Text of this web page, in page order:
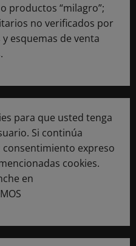
productos “milagro”;
no verificados por
esquemas de venta
para que usted tenga
Si continúa
consentimiento expreso
cookies.
en